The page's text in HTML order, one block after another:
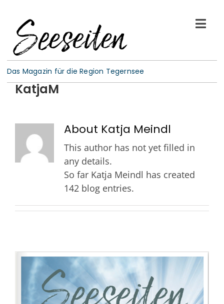
content
See-Leben
Wellness
Kulinarik
Gespräche
ABO
Das Magazin für die Region Tegernsee
KatjaM
About Katja Meindl
This author has not yet filled in
any details.
So far Katja Meindl has created
142 blog entries.